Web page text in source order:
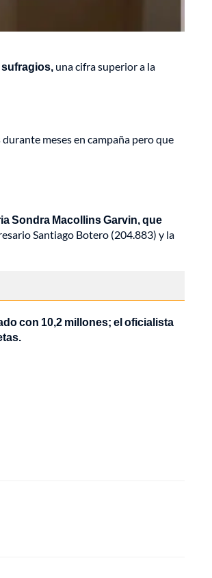
una cifra superior a la
meses en campaña pero que
Sondra Macollins Garvin, que
Santiago Botero (204.883) y la
con 10,2 millones; el oficialista